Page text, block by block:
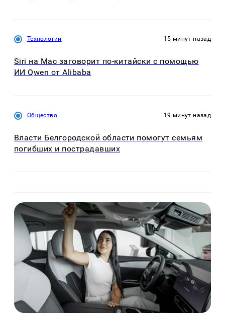
Технологии 15 минут назад
Siri на Mac заговорит по-китайски с помощью
ИИ Qwen от Alibaba
Общество 19 минут назад
Власти Белгородской области помогут семьям
погибших и пострадавших